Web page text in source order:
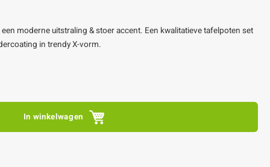
Alle poten & onderstellen
moderne uitstraling & stoer accent. Een kwalitatieve tafelpoten set
in trendy X-vorm.
In winkelwagen